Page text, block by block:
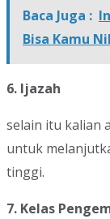
Baca Juga :
Bisa Kamu
6. Ijazah
selain itu kalian
untuk
tinggi.
7. Kelas